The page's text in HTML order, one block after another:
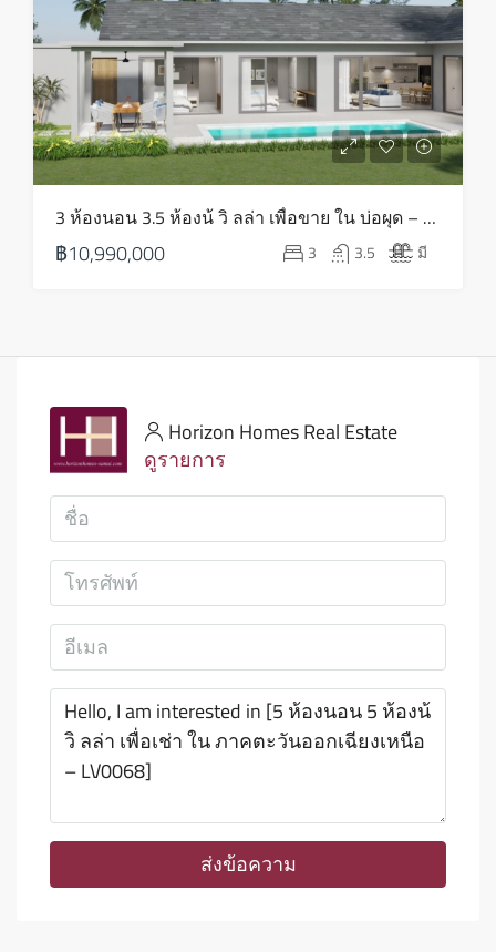
3 ห้องนอน 3.5 ห้องน้ วิ ลล่า เพื่อขาย ใน บ่อผุด – HS0814
฿10,990,000 3 3.5 มี
Horizon Homes Real Estate
ดูรายการ
ส่งข้อความ